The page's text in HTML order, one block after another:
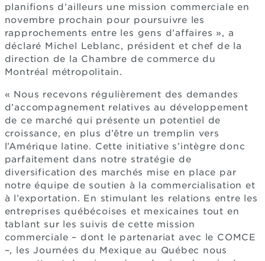
planifions d’ailleurs une mission commerciale en
novembre prochain pour poursuivre les
rapprochements entre les gens d’affaires », a
déclaré Michel Leblanc, président et chef de la
direction de la Chambre de commerce du
Montréal métropolitain.
« Nous recevons régulièrement des demandes
d’accompagnement relatives au développement
de ce marché qui présente un potentiel de
croissance, en plus d’être un tremplin vers
l’Amérique latine. Cette initiative s’intègre donc
parfaitement dans notre stratégie de
diversification des marchés mise en place par
notre équipe de soutien à la commercialisation et
à l’exportation. En stimulant les relations entre les
entreprises québécoises et mexicaines tout en
tablant sur les suivis de cette mission
commerciale – dont le partenariat avec le COMCE
–, les Journées du Mexique au Québec nous